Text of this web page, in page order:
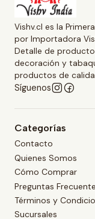
Vishv.cl es la
por Importadora
Detalle de
decoración y
productos de
Síguenos
Categorías
Contacto
Quienes Somos
Cómo Comprar
Preguntas
Términos y
Sucursales